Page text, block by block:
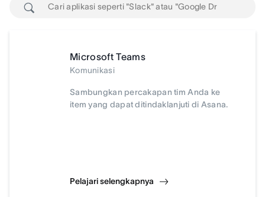
Microsoft Teams
Komunikasi
Sambungkan percakapan tim Anda ke
item yang dapat ditindaklanjuti di Asana.
Pelajari selengkapnya